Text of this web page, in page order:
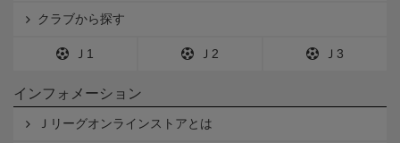
クラブから探す
Ｊ1 Ｊ2 Ｊ3
インフォメーション
Ｊリーグオンラインストアとは